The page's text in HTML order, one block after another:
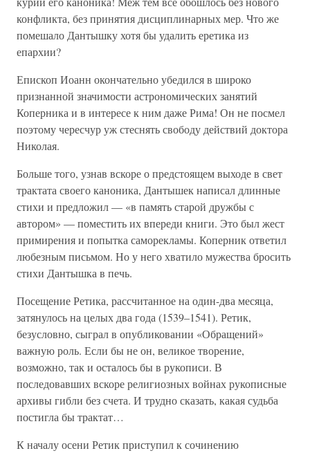
конфликта, без принятия дисциплинарных мер. Что же
помешало Дантышку хотя бы удалить еретика из
епархии?
Епископ Иоанн окончательно убедился в широко
признанной значимости астрономических занятий
Коперника и в интересе к ним даже Рима! Он не посмел
поэтому чересчур уж стеснять свободу действий доктора
Николая.
Больше того, узнав вскоре о предстоящем выходе в свет
трактата своего каноника, Дантышек написал длинные
стихи и предложил — «в память старой дружбы с
автором» — поместить их впереди книги. Это был жест
примирения и попытка саморекламы. Коперник ответил
любезным письмом. Но у него хватило мужества бросить
стихи Дантышка в печь.
Посещение Ретика, рассчитанное на один-два месяца,
затянулось на целых два года (1539–1541). Ретик,
безусловно, сыграл в опубликовании «Обращений»
важную роль. Если бы не он, великое творение,
возможно, так и осталось бы в рукописи. В
последовавших вскоре религиозных войнах рукописные
архивы гибли без счета. И трудно сказать, какая судьба
постигла бы трактат…
К началу осени Ретик приступил к сочинению